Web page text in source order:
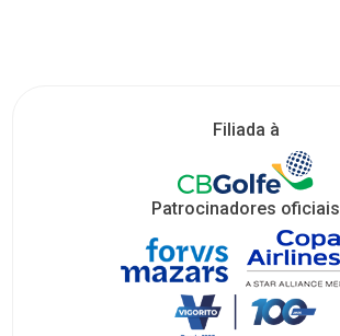
Filiada à
Patrocinadores oficiais